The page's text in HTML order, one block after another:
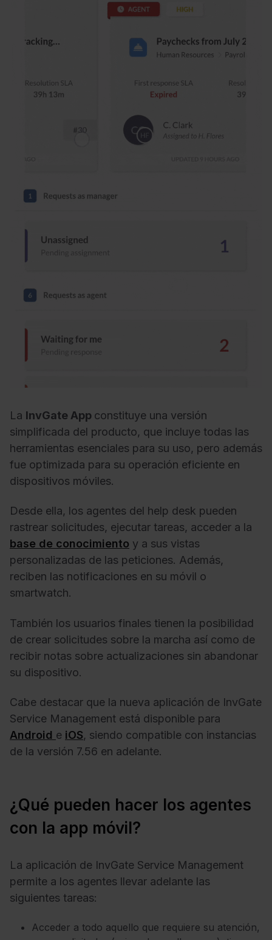
La InvGate App constituye una versión
simplificada del producto, que incluye todas las
herramientas esenciales para su uso, pero además
fue optimizada para su operación eficiente en
dispositivos móviles.
Desde ella, los agentes del help desk pueden
rastrear solicitudes, ejecutar tareas, acceder a la
base de conocimiento y a sus vistas
personalizadas de las peticiones. Además,
reciben las notificaciones en su móvil o
smartwatch.
También los usuarios finales tienen la posibilidad
de crear solicitudes sobre la marcha así como de
recibir notas sobre actualizaciones sin abandonar
su dispositivo.
Cabe destacar que la nueva aplicación de InvGate
Service Management está disponible para
Android e iOS, siendo compatible con instancias
de la versión 7.56 en adelante.
¿Qué pueden hacer los agentes
con la app móvil?
La aplicación de InvGate Service Management
permite a los agentes llevar adelante las
siguientes tareas:
Acceder a todo aquello que requiere su atención,